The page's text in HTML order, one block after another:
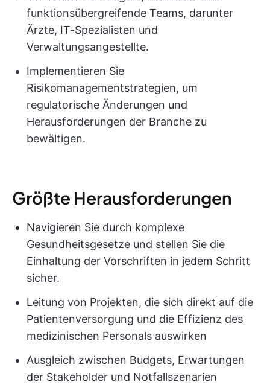
funktionsübergreifende Teams, darunter
Ärzte, IT-Spezialisten und
Verwaltungsangestellte.
Implementieren Sie
Risikomanagementstrategien, um
regulatorische Änderungen und
Herausforderungen der Branche zu
bewältigen.
Größte Herausforderungen
Navigieren Sie durch komplexe
Gesundheitsgesetze und stellen Sie die
Einhaltung der Vorschriften in jedem Schritt
sicher.
Leitung von Projekten, die sich direkt auf die
Patientenversorgung und die Effizienz des
medizinischen Personals auswirken
Ausgleich zwischen Budgets, Erwartungen
der Stakeholder und Notfallszenarien